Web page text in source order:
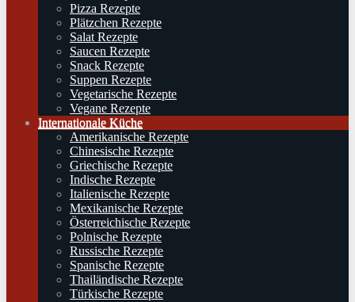
Pizza Rezepte
Plätzchen Rezepte
Salat Rezepte
Saucen Rezepte
Snack Rezepte
Suppen Rezepte
Vegetarische Rezepte
Vegane Rezepte
Internationale Küche
Amerikanische Rezepte
Chinesische Rezepte
Griechische Rezepte
Indische Rezepte
Italienische Rezepte
Mexikanische Rezepte
Österreichische Rezepte
Polnische Rezepte
Russische Rezepte
Spanische Rezepte
Thailändische Rezepte
Türkische Rezepte